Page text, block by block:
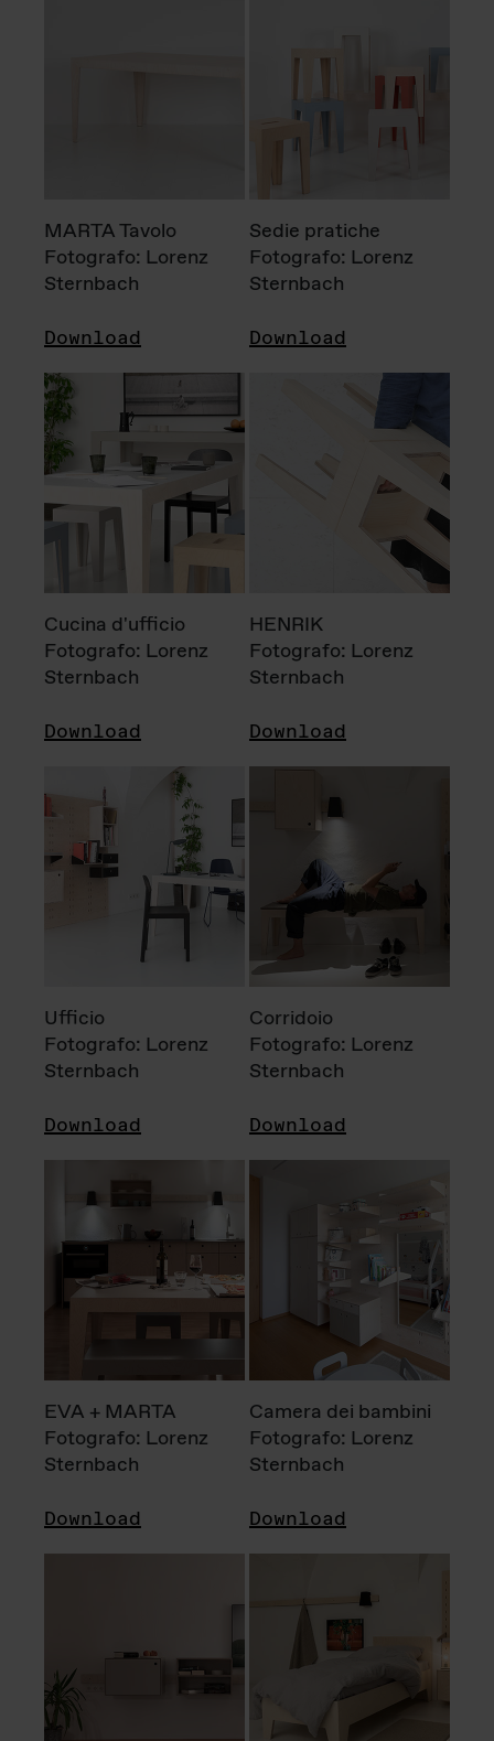
MARTA Tavolo
Fotografo: Lorenz
Sternbach
Download
Sedie pratiche
Fotografo: Lorenz
Sternbach
Download
Cucina d'ufficio
Fotografo: Lorenz
Sternbach
Download
HENRIK
Fotografo: Lorenz
Sternbach
Download
Ufficio
Fotografo: Lorenz
Sternbach
Download
Corridoio
Fotografo: Lorenz
Sternbach
Download
EVA + MARTA
Fotografo: Lorenz
Sternbach
Download
Camera dei bambini
Fotografo: Lorenz
Sternbach
Download